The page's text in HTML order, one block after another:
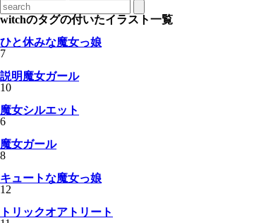
witchのタグの付いたイラスト一覧
ひと休みな魔女っ娘
7
説明魔女ガール
10
魔女シルエット
6
魔女ガール
8
キュートな魔女っ娘
12
トリックオアトリート